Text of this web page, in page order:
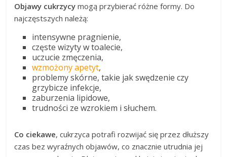
Objawy cukrzycy mogą przybierać różne formy. Do
najczęstszych należą:
intensywne pragnienie,
częste wizyty w toalecie,
uczucie zmęczenia,
wzmożony apetyt,
problemy skórne, takie jak swędzenie czy
grzybicze infekcje,
zaburzenia lipidowe,
trudności ze wzrokiem i słuchem.
Co ciekawe, cukrzyca potrafi rozwijać się przez dłuższy
czas bez wyraźnych objawów, co znacznie utrudnia jej